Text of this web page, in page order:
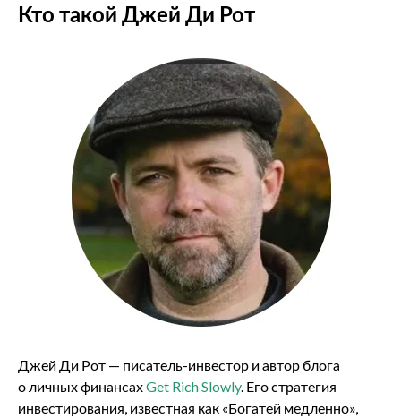
Кто такой Джей Ди Рот
Джей Ди Рот — писатель-инвестор и автор блога
о личных финансахGet Rich Slowly. Его стратегия
инвестирования, известная как «Богатей медленно»,